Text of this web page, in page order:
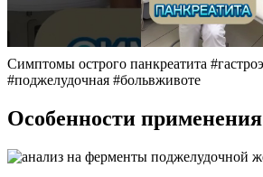
Симптомы острого панкреатита
#поджелудочная #больвживоте
Особенности применения